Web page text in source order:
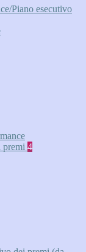
Piano esecutivo
premi 4